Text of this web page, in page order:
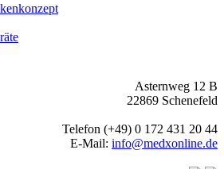
Asternweg 12 B
22869 Schenefeld
Telefon (+49) 0 172 431 20 44
E-Mail: info@medxonline.de